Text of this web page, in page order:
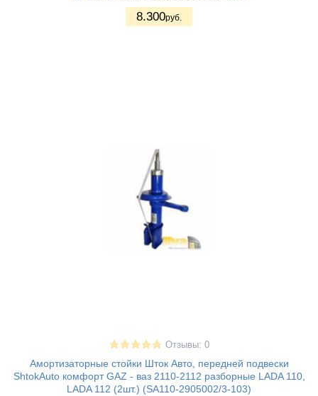
8.300руб.
Отзывы: 0
Амортизаторные стойки Шток Авто, передней подвески
ShtokAuto комфорт GAZ - ваз 2110-2112 разборные LADA 110,
LADA 112 (2шт.) (SA110-2905002/3-103)